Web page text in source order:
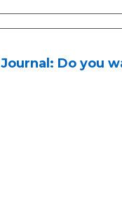
Journal: Do you